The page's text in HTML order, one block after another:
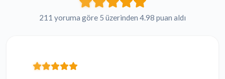
211 yoruma göre 5 üzerinden 4.98 puan aldı